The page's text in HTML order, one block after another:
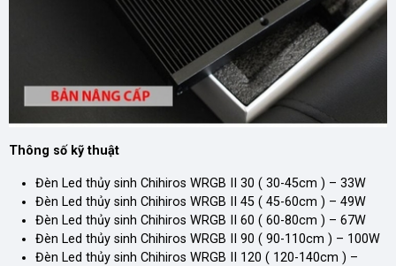
Thông số kỹ thuật
Đèn Led thủy sinh Chihiros WRGB II 30 ( 30-45cm ) – 33W
Đèn Led thủy sinh Chihiros WRGB II 45 ( 45-60cm ) – 49W
Đèn Led thủy sinh Chihiros WRGB II 60 ( 60-80cm ) – 67W
Đèn Led thủy sinh Chihiros WRGB II 90 ( 90-110cm ) – 100W
Đèn Led thủy sinh Chihiros WRGB II 120 ( 120-140cm ) –